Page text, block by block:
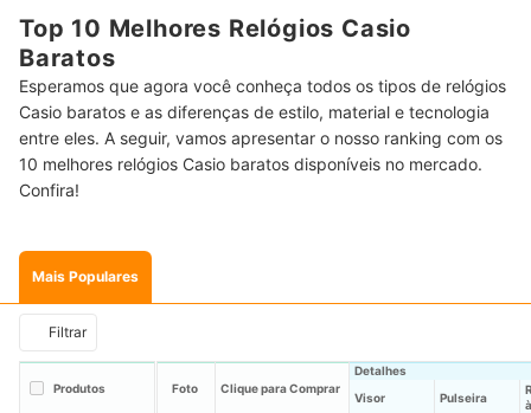
Top 10 Melhores Relógios Casio
Baratos
Esperamos que agora você conheça todos os tipos de relógios
Casio baratos e as diferenças de estilo, material e tecnologia
entre eles. A seguir, vamos apresentar o nosso ranking com os
10 melhores relógios Casio baratos disponíveis no mercado.
Confira!
Mais Populares
Filtrar
Produtos Foto Clique para Comprar
Detalhes
Visor
Pulseira